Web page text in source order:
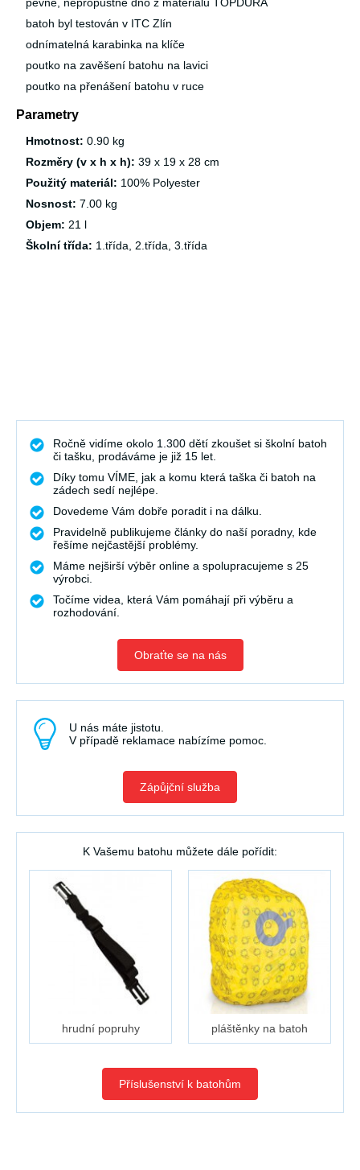
pevné, nepropustné dno z materiálu TOPDURA
batoh byl testován v ITC Zlín
odnímatelná karabinka na klíče
poutko na zavěšení batohu na lavici
poutko na přenášení batohu v ruce
Parametry
Hmotnost: 0.90 kg
Rozměry (v x h x h): 39 x 19 x 28 cm
Použitý materiál: 100% Polyester
Nosnost: 7.00 kg
Objem: 21 l
Školní třída: 1.třída, 2.třída, 3.třída
Ročně vidíme okolo 1.300 dětí zkoušet si školní batoh
či tašku, prodáváme je již 15 let.
Díky tomu VÍME, jak a komu která taška či batoh na
zádech sedí nejlépe.
Dovedeme Vám dobře poradit i na dálku.
Pravidelně publikujeme články do naší poradny, kde
řešíme nejčastější problémy.
Máme nejširší výběr online a spolupracujeme s 25
výrobci.
Točíme videa, která Vám pomáhají při výběru a
rozhodování.
Obraťte se na nás
U nás máte jistotu.
V případě reklamace nabízíme pomoc.
Zápůjční služba
K Vašemu batohu můžete dále pořídit:
hrudní popruhy pláštěnky na batoh
Příslušenství k batohům